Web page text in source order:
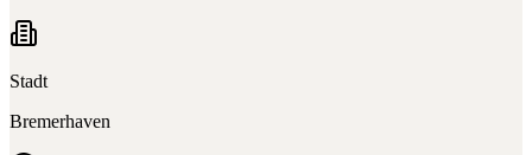
Stadt
Bremerhaven